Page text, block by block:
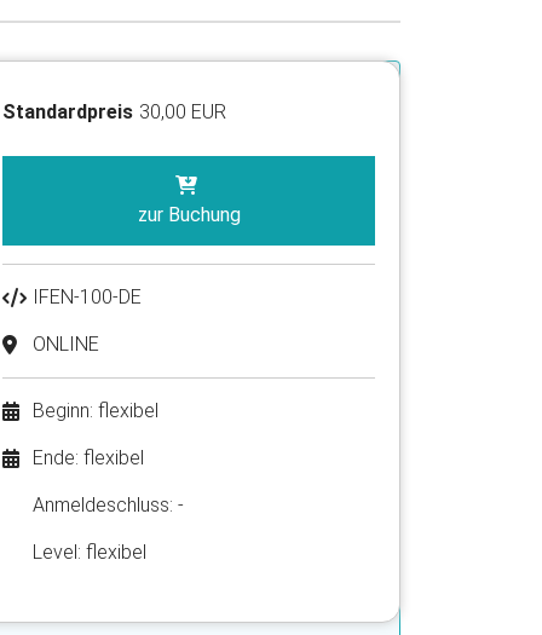
Standardpreis 30,00 EUR
zur Buchung
IFEN-100-DE
ONLINE
Beginn: flexibel
Ende: flexibel
Anmelde​schluss: -
Level: flexibel